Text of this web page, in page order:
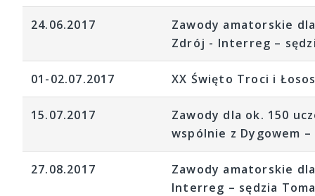
24.06.2017
Zawody amatorskie
Zdrój - Interreg –
01-02.07.2017 XX Święto Troci i
15.07.2017
Zawody dla ok. 150
wspólnie z Dygowem
27.08.2017
Zawody amatorskie
Interreg – sędzia